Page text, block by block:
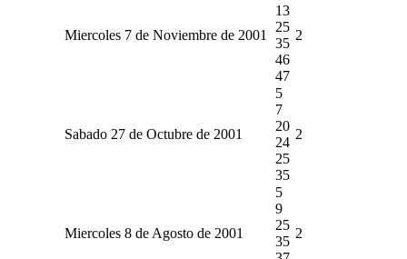
Miercoles 7 de Noviembre de 2001
13
25
35
46
47
2
Sabado 27 de Octubre de 2001
5
7
20
24
25
35
2
Miercoles 8 de Agosto de 2001
5
9
25
35
2